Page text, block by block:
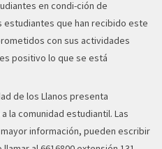
en condi-ción de
que han recibido este
con sus actividades
positivo lo que se está
de los Llanos presenta
la comunidad estudiantil. Las
información, pueden escribir